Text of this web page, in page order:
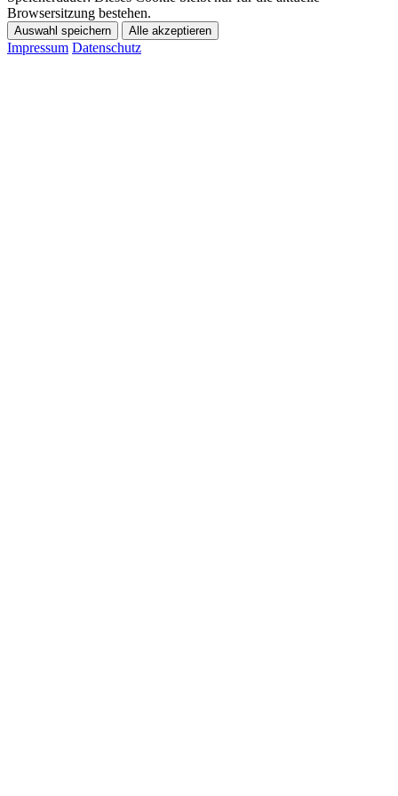
Browsersitzung bestehen.
Auswahl speichern Alle akzeptieren
Impressum Datenschutz